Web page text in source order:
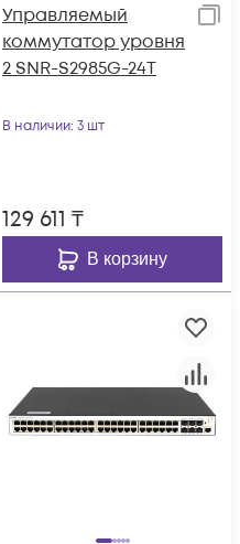
Управляемый
коммутатор уровня
2 SNR-S2985G-24T
В наличии: 3 шт
129 611 ₸
В корзину